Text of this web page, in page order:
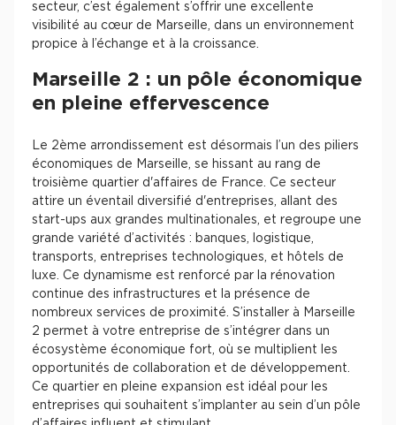
secteur, c’est également s’offrir une excellente
visibilité au cœur de Marseille, dans un environnement
propice à l’échange et à la croissance.
Marseille 2 : un pôle économique
en pleine effervescence
Le 2ème arrondissement est désormais l’un des piliers
économiques de Marseille, se hissant au rang de
troisième quartier d'affaires de France. Ce secteur
attire un éventail diversifié d'entreprises, allant des
start-ups aux grandes multinationales, et regroupe une
grande variété d’activités : banques, logistique,
transports, entreprises technologiques, et hôtels de
luxe. Ce dynamisme est renforcé par la rénovation
continue des infrastructures et la présence de
nombreux services de proximité. S’installer à Marseille
2 permet à votre entreprise de s’intégrer dans un
écosystème économique fort, où se multiplient les
opportunités de collaboration et de développement.
Ce quartier en pleine expansion est idéal pour les
entreprises qui souhaitent s’implanter au sein d’un pôle